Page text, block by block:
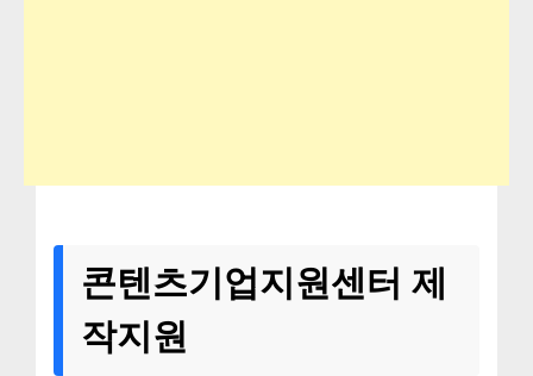
콘텐츠기업지원센터 제
작지원